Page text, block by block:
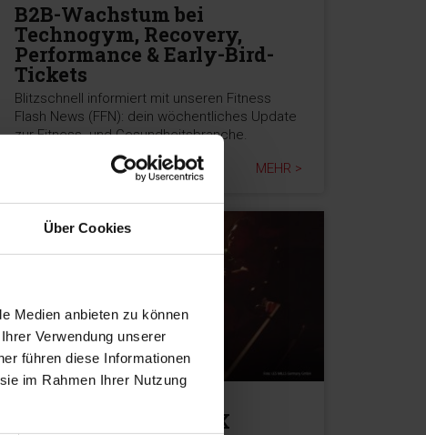
Über Cookies
Medien anbieten zu können
Verwendung unserer
führen diese Informationen
im Rahmen Ihrer Nutzung
B2B-Wachstum bei
Technogym, Recovery,
Performance & Early-Bird-
Tickets
Blitzschnell informiert mit unseren Fitness
Flash News (FFN): dein wöchentliches Update
zur Fitness- und Gesundheitsbranche.
MEHR >
Les Mills und HYROX